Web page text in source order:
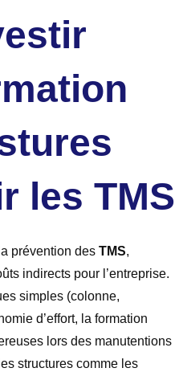
les TMS
prévention desTMS,
indirects pour l’entreprise.
simples (colonne,
d’effort, la formation
lors des manutentions
structures comme les